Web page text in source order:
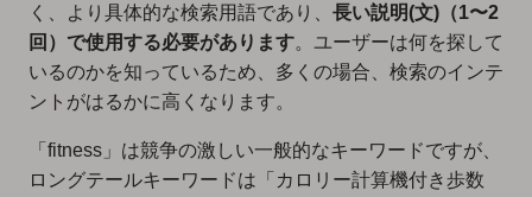
く、より具体的な検索用語であり、 長い説明(文)（1〜2
回）で使用する必要があります。ユーザーは何を探して
いるのかを知っているため、多くの場合、検索のインテ
ントがはるかに高くなります。
「fitness」は競争の激しい一般的なキーワードですが、
ロングテールキーワードは「カロリー計算機付き歩数